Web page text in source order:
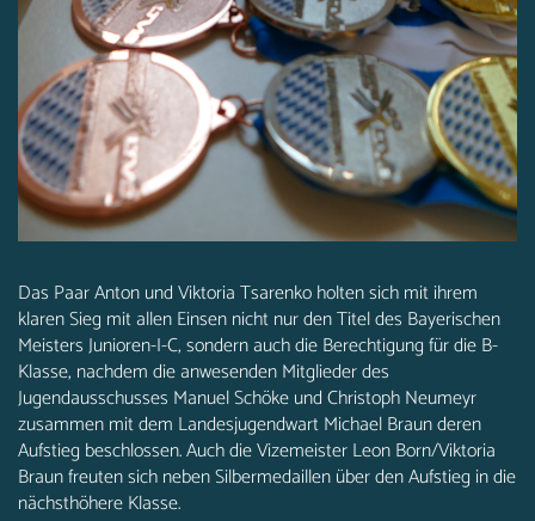
Das Paar Anton und Viktoria Tsarenko holten sich mit ihrem
klaren Sieg mit allen Einsen nicht nur den Titel des Bayerischen
Meisters Junioren-I-C, sondern auch die Berechtigung für die B-
Klasse, nachdem die anwesenden Mitglieder des
Jugendausschusses Manuel Schöke und Christoph Neumeyr
zusammen mit dem Landesjugendwart Michael Braun deren
Aufstieg beschlossen. Auch die Vizemeister Leon Born/Viktoria
Braun freuten sich neben Silbermedaillen über den Aufstieg in die
nächsthöhere Klasse.